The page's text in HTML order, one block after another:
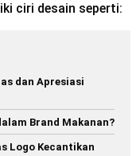
ciri desain seperti:
dan Apresiasi
Brand Makanan?
Logo Kecantikan